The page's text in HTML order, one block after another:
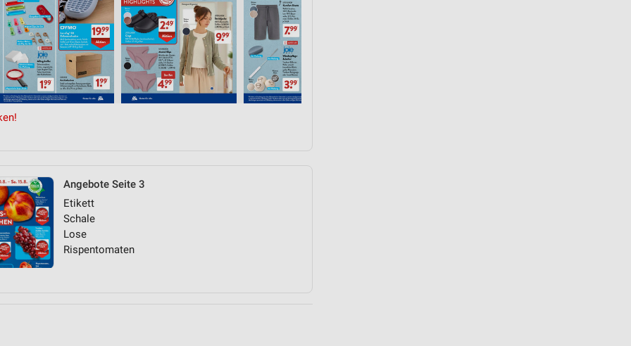
Angebote Seite 3
Etikett
Schale
Lose
Rispentomaten
Daten aus verschiedenen